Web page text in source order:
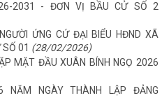
2031 - ĐƠN VỊ BẦU CỬ SỐ 2
ỨNG CỨ ĐẠI BIỂU HĐND XÃ
01 (28/02/2026)
MẶT ĐẦU XUÂN BÍNH NGỌ 2026
NĂM NGÀY THÀNH LẬP ĐẢNG